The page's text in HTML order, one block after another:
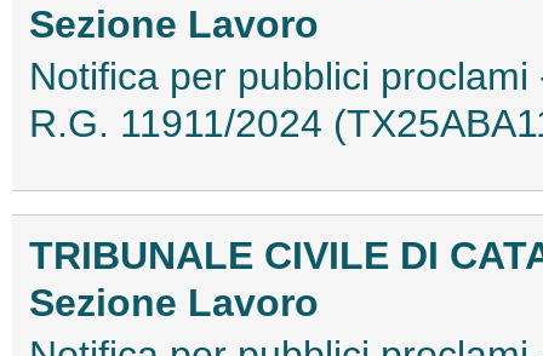
Sezione Lavoro
Notifica per pubblici
R.G. 11911/2024
TRIBUNALE CIVILE DI
Sezione Lavoro